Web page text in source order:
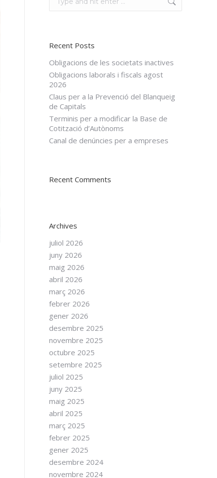
Recent Posts
Obligacions de les societats inactives
Obligacions laborals i fiscals agost
2026
Claus per a la Prevenció del Blanqueig
de Capitals
Terminis per a modificar la Base de
Cotització d’Autònoms
Canal de denúncies per a empreses
Recent Comments
Archives
juliol 2026
juny 2026
maig 2026
abril 2026
març 2026
febrer 2026
gener 2026
desembre 2025
novembre 2025
octubre 2025
setembre 2025
juliol 2025
juny 2025
maig 2025
abril 2025
març 2025
febrer 2025
gener 2025
desembre 2024
novembre 2024